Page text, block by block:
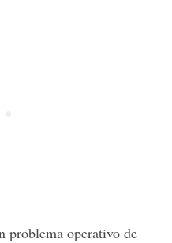
problema operativo de